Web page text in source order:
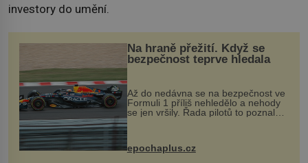
investory do umění.
Na hraně přežití. Když se
bezpečnost teprve hledala
Až do nedávna se na bezpečnost ve
Formuli 1 příliš nehledělo a nehody
se jen vršily. Řada pilotů to poznala
na vlastní kůži, často s trvalými
následky nebo bohužel i ztrátou
života. Dnes nepochopiteln...
epochaplus.cz